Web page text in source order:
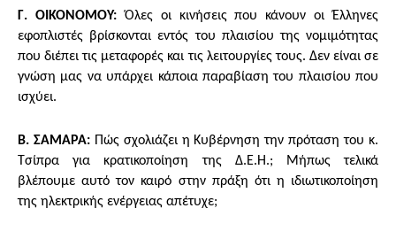
Γ. ΟΙΚΟΝΟΜΟΥ:Όλες οι κινήσεις που κάνουν οι Έλληνες
εφοπλιστές βρίσκονται εντός του πλαισίου της νομιμότητας
που διέπει τις μεταφορές και τις λειτουργίες τους. Δεν είναι σε
γνώση μας να υπάρχει κάποια παραβίαση του πλαισίου που
ισχύει.
Β. ΣΑΜΑΡΑ: Πώς σχολιάζει η Κυβέρνηση την πρόταση του κ.
Τσίπρα για κρατικοποίηση της Δ.Ε.Η.; Μήπως τελικά
βλέπουμε αυτό τον καιρό στην πράξη ότι η ιδιωτικοποίηση
της ηλεκτρικής ενέργειας απέτυχε;